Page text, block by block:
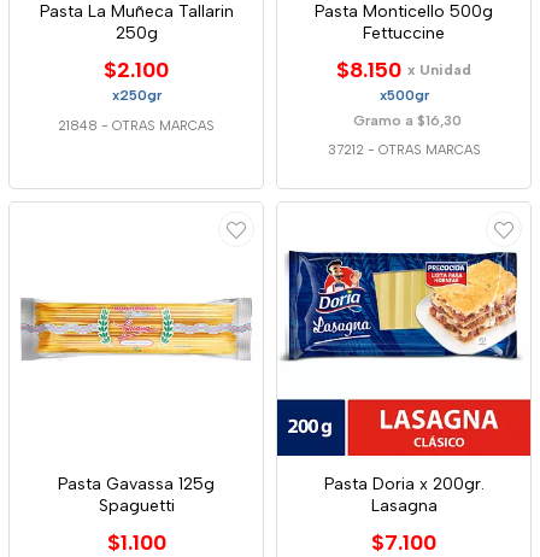
Pasta La Muñeca Tallarin
250g
$2.100
x250gr
21848 - OTRAS MARCAS
Pasta Monticello 500g
Fettuccine
$8.150 x Unidad
x500gr
Gramo a $16,30
37212 - OTRAS MARCAS
Pasta Gavassa 125g
Spaguetti
$1.100
Pasta Doria x 200gr.
Lasagna
$7.100